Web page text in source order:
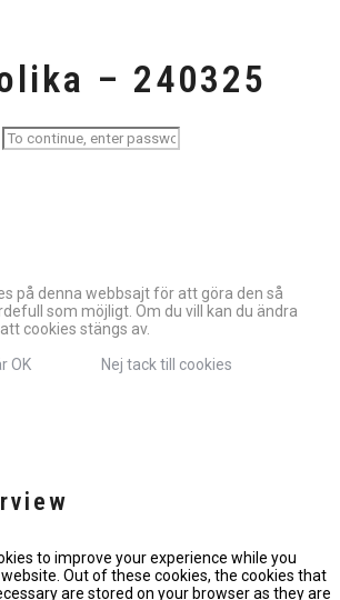
– 240325
på denna webbsajt för att göra den så
som möjligt. Om du vill kan du ändra
cookies stängs av.
OK
Nej tack till cookies
to improve your experience while you
Out of these cookies, the cookies that
are stored on your browser as they are